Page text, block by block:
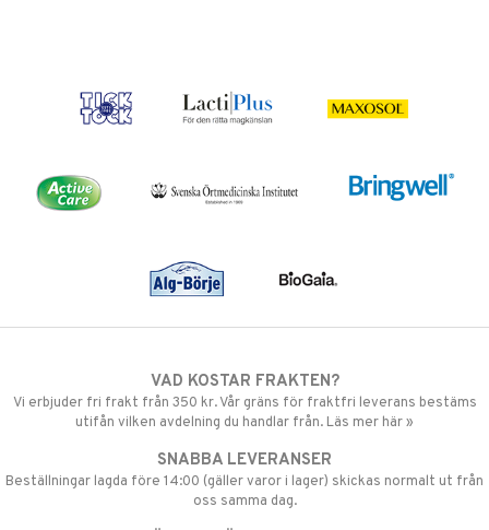
VAD KOSTAR FRAKTEN?
Vi erbjuder fri frakt från 350 kr. Vår gräns för fraktfri leverans bestäms
utifån vilken avdelning du handlar från. Läs mer här »
SNABBA LEVERANSER
Beställningar lagda före 14:00 (gäller varor i lager) skickas normalt ut från
oss samma dag.